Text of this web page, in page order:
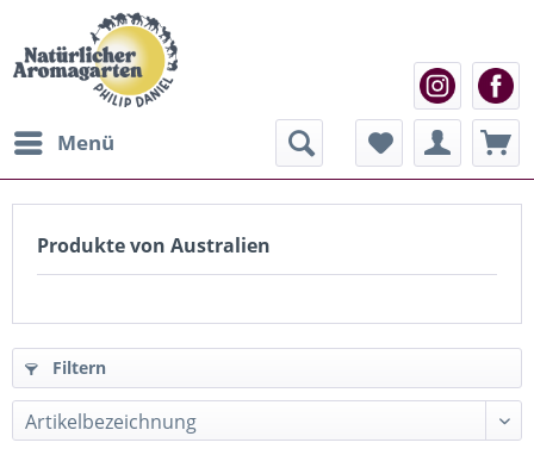
Menü
Produkte von Australien
Filtern